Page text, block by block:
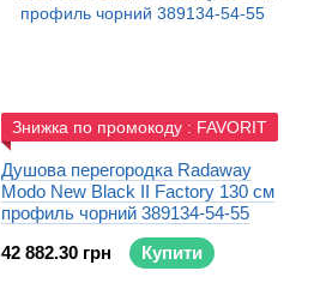
Знижка по промокоду : FAVORIT
Душова перегородка Radaway
Modo New Black II Factory 130 см
профиль чорний 389134-54-55
42 882.30 грн
Купити